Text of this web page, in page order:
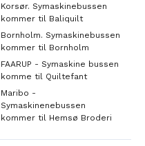
Korsør. Symaskinebussen
kommer til Baliquilt
Bornholm. Symaskinebussen
kommer til Bornholm
FAARUP - Symaskine bussen
komme til Quiltefant
Maribo -
Symaskinenebussen
kommer til Hemsø Broderi